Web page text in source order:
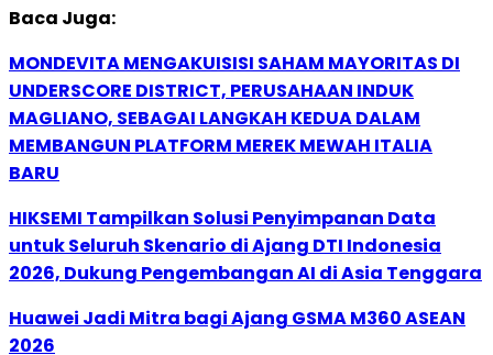
Baca Juga:
MONDEVITA MENGAKUISISI SAHAM MAYORITAS DI
UNDERSCORE DISTRICT, PERUSAHAAN INDUK
MAGLIANO, SEBAGAI LANGKAH KEDUA DALAM
MEMBANGUN PLATFORM MEREK MEWAH ITALIA
BARU
HIKSEMI Tampilkan Solusi Penyimpanan Data
untuk Seluruh Skenario di Ajang DTI Indonesia
2026, Dukung Pengembangan AI di Asia Tenggara
Huawei Jadi Mitra bagi Ajang GSMA M360 ASEAN
2026